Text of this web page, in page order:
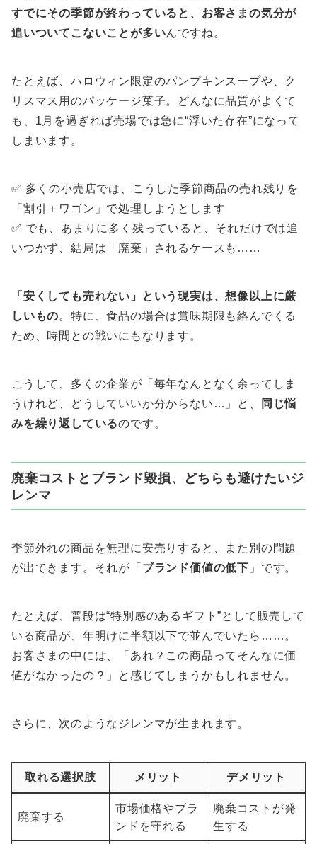
すでにその季節が終わっていると、お客さまの気分が
追いついてこないことが多いんですね。
たとえば、ハロウィン限定のパンプキンスープや、ク
リスマス用のパッケージ菓子。どんなに品質がよくて
も、1月を過ぎれば売場では急に“浮いた存在”になって
しまいます。
✅ 多くの小売店では、こうした季節商品の売れ残りを
「割引＋ワゴン」で処理しようとします
✅ でも、あまりに多く残っていると、それだけでは追
いつかず、結局は「廃棄」されるケースも……
「安くしても売れない」という現実は、想像以上に厳
しいもの。特に、食品の場合は賞味期限も絡んでくる
ため、時間との戦いにもなります。
こうして、多くの企業が「毎年なんとなく余ってしま
うけれど、どうしていいか分からない…」と、
同じ悩
みを繰り返しているのです。
廃棄コストとブランド毀損、どちらも避けたいジ
レンマ
季節外れの商品を無理に安売りすると、また別の問題
が出てきます。それが「 ブランド価値の低下 」です。
たとえば、普段は“特別感のあるギフト”として販売して
いる商品が、年明けに半額以下で並んでいたら……。
お客さまの中には、「あれ？この商品ってそんなに価
値がなかったの？」と感じてしまうかもしれません。
さらに、次のようなジレンマが生まれます。
取れる選択肢 メリット デメリット
廃棄する
市場価格やブラ
ンドを守れる
廃棄コストが発
生する